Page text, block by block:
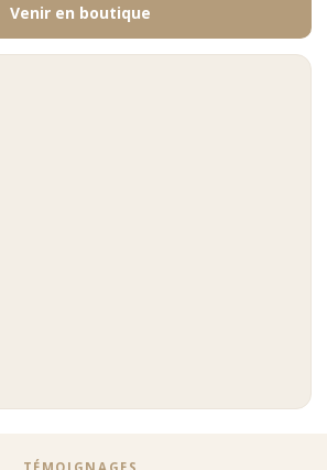
Venir en boutique